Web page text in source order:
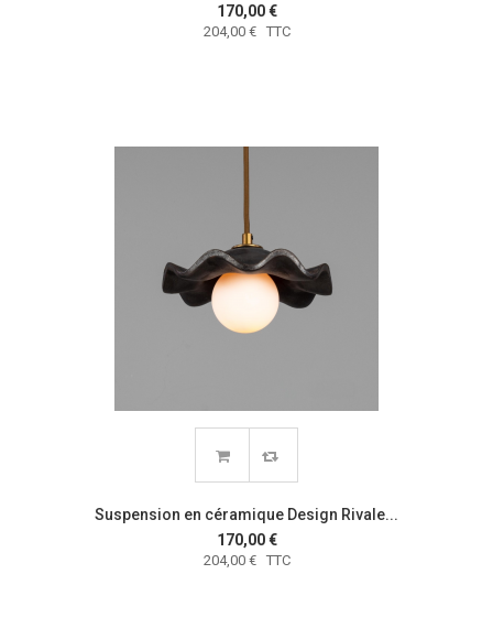
170,00 €
204,00 € TTC
Suspension en céramique Design Rivale...
170,00 €
204,00 € TTC